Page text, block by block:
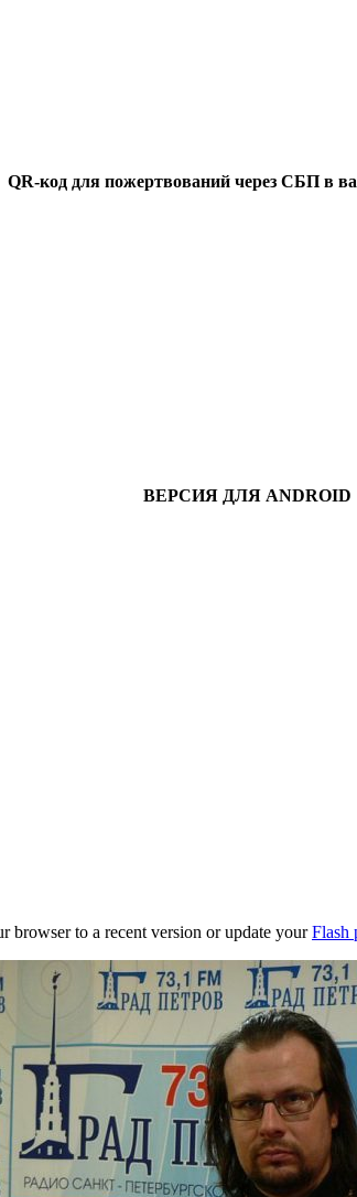
QR-код для пожертвований через СБП в
ВЕРСИЯ ДЛЯ ANDROID
browser to a recent version or update yourFlash